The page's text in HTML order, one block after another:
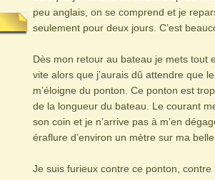
peu anglais, on se comprend et je
seulement pour deux jours. C’est
Dès mon retour au bateau je mets
vite alors que j’aurais dû attendre que
m’éloigne du ponton. Ce ponton est
de la longueur du bateau. Le courant
son coin et je n’arrive pas à m’en
éraflure d’environ un mètre sur ma
Je suis furieux contre ce ponton,